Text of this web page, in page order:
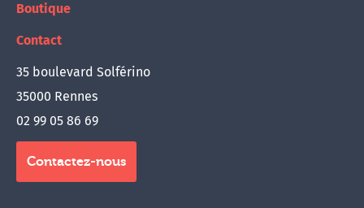
Boutique
Contact
35 boulevard Solférino
35000 Rennes
02 99 05 86 69
Contactez-nous